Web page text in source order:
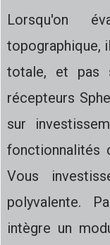
Lorsqu'on
topographique,
totale, et pas
récepteurs
sur
fonctionnalités
Vous
polyvalente.
intègre un